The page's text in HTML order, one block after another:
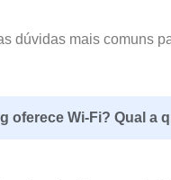
dúvidas mais comuns
oferece Wi-Fi? Qual a